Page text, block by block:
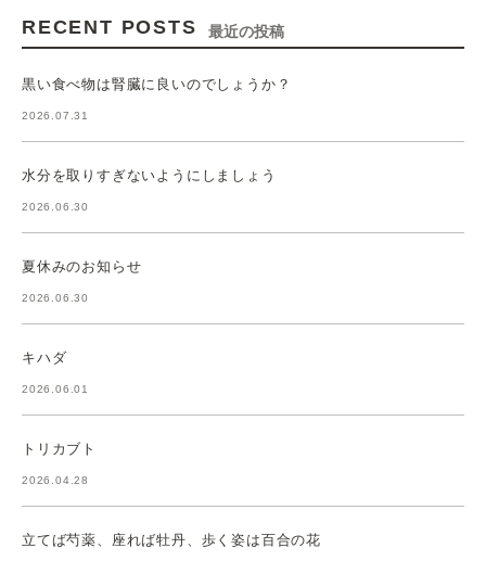
RECENT POSTS 最近の投稿
黒い食べ物は腎臓に良いのでしょうか？
2026.07.31
水分を取りすぎないようにしましょう
2026.06.30
夏休みのお知らせ
2026.06.30
キハダ
2026.06.01
トリカブト
2026.04.28
立てば芍薬、座れば牡丹、歩く姿は百合の花